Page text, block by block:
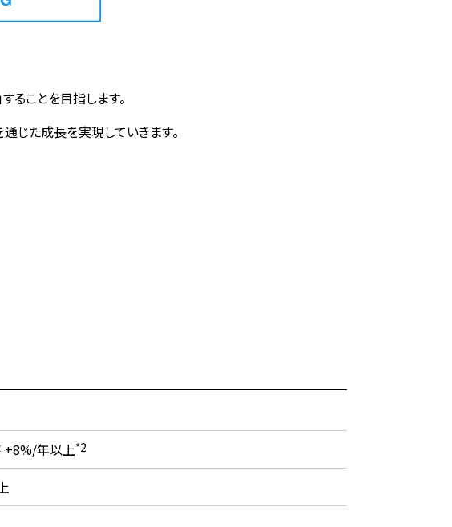
ることを目指します。
じた成長を実現していきます。
+8%/年以上*2